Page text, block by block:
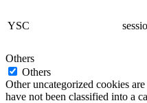
YSC
Others
Others
Other uncategorized cookies
have not been classified into a